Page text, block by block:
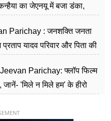
का जेएनयू में बजा डंका,
Parichay : जनशक्ति जनता
यादव परिवार और पिता की
Parichay: फ्लॉप फिल्म
जानें- 'मिले न मिले हम' के हीरो